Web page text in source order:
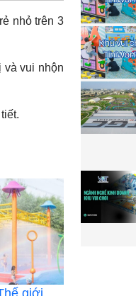
nhỏ trên 3
và vui nhộn